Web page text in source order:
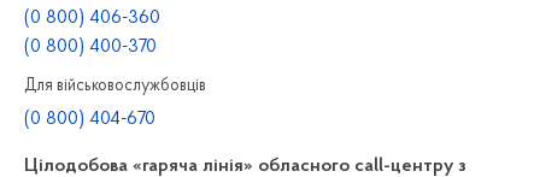
(0 800) 406-360
(0 800) 400-370
Для військовослужбовців
(0 800) 404-670
Цілодобова «гаряча лінія» обласного call-центру з